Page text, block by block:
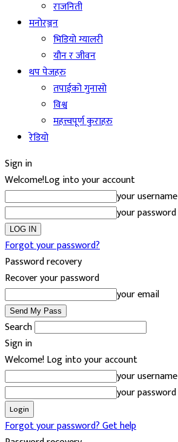
राजनिती
मनोरञ्जन
भिडियो ग्यालरी
यौन र जीवन
थप पेजहरु
तपाईको गुनासो
विश्व
महत्त्वपूर्ण कुराहरु
रेडियो
Sign in
Welcome!Log into your account
your username
your password
Forgot your password?
Password recovery
Recover your password
your email
Search
Sign in
Welcome! Log into your account
your username
your password
Forgot your password? Get help